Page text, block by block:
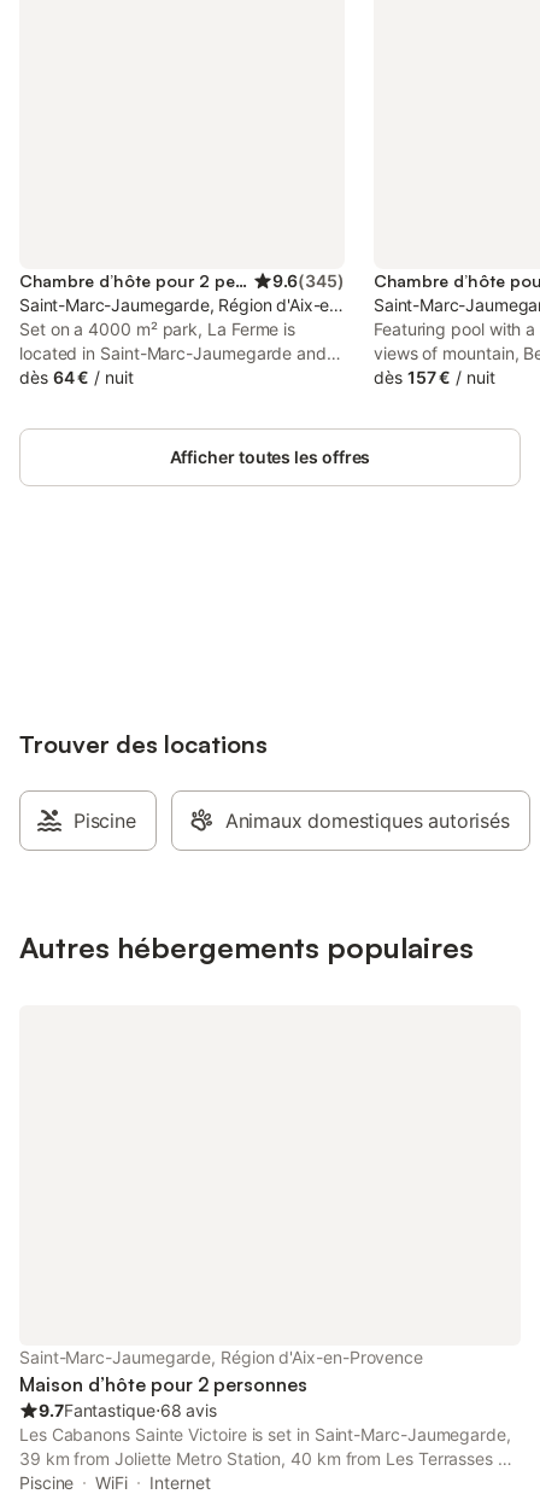
Chambre d’hôte pour 2 personnes 9.6(345)
Saint-Marc-Jaumegarde, Région d'Aix-en-Provence
Set on a 4000 m² park, La Ferme is
located in Saint-Marc-Jaumegarde and 6
km from Aix-en-Provence. It offers a
furniture. Free WiFi access is available
dès 64 € / nuit
Saint-Marc-
Featuring pool with
views of mountain,
Victoire is located in
Charles Train Station.
dès 157 € / nuit
Afficher toutes les offres
Trouver des locations
Piscine Animaux domestiques autorisés
Autres hébergements populaires
Saint-Marc-Jaumegarde, Région d'Aix-en-Provence
Maison d’hôte pour 2 personnes
9.7Fantastique⋅68 avis
Les Cabanons Sainte Victoire is set in Saint-Marc-Jaumegarde,
39 km from Joliette Metro Station, 40 km from Les Terrasses du
Port Shopping Centre, as well as 41 km from Vieux Port Metro
Piscine WiFi
Internet